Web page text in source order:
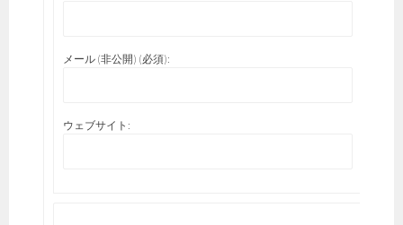
メール (非公開) (必須):
ウェブサイト: